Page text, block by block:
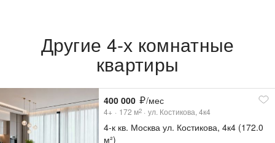
Другие 4-х комнатные
квартиры
400 000 /мес
4+ 172 м2 ул. Костикова, 4к4
4-к кв. Москва ул. Костикова, 4к4 (172.0
м²)